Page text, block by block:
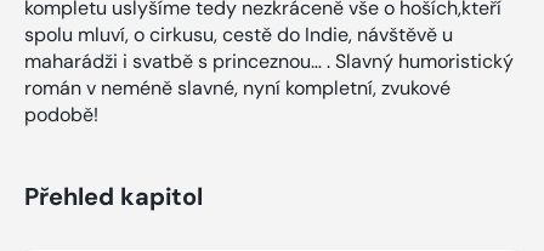
kompletu uslyšíme tedy nezkráceně vše o hoších,kteří
spolu mluví, o cirkusu, cestě do Indie, návštěvě u
maharádži i svatbě s princeznou… . Slavný humoristický
román v neméně slavné, nyní kompletní, zvukové
podobě!
Přehled kapitol